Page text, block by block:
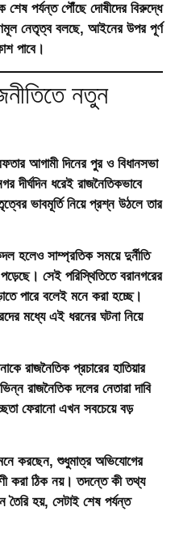
পর্যন্ত পৌঁছে দোষীদের বিরুদ্ধে
নেতৃত্ব বলছে, আইনের উপর পূর্ণ
পাবে।
নতুন
আগামী দিনের পুর ও বিধানসভা
দীর্ঘদিন ধরেই রাজনৈতিকভাবে
ভাবমূর্তি নিয়ে প্রশ্ন উঠলে তার
হলেও সাম্প্রতিক সময়ে দুর্নীতি
সেই পরিস্থিতিতে বরানগরের
পারে বলেই মনে করা হচ্ছে।
মধ্যে এই ধরনের ঘটনা নিয়ে
রাজনৈতিক প্রচারের হাতিয়ার
রাজনৈতিক দলের নেতারা দাবি
ফেরানো এখন সবচেয়ে বড়
করছেন, শুধুমাত্র অভিযোগের
করা ঠিক নয়। তদন্তে কী তথ্য
হয়, সেটাই শেষ পর্যন্ত